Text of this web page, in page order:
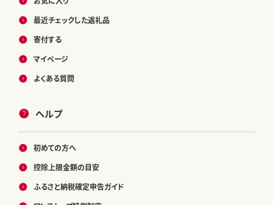
最近チェックした返礼品
寄付する
マイページ
よくある質問
ヘルプ
初めての方へ
控除上限金額の目安
ふるさと納税確定申告ガイド